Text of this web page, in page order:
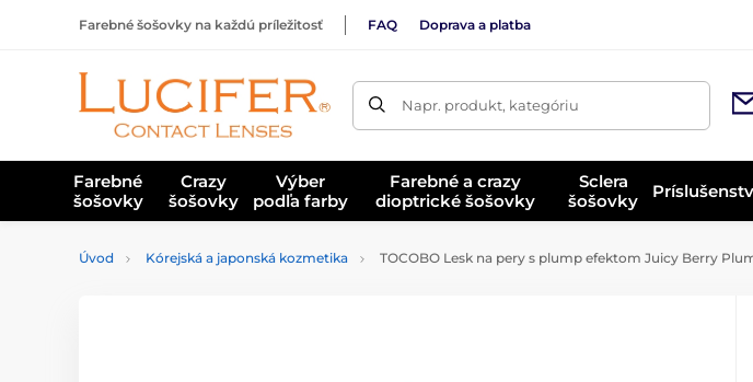
Farebné šošovky na každú príležitosť FAQ Doprava a platba
Napr. produkt, kategóriu
Farebné
šošovky
Crazy
šošovky
Výber
podľa farby
Farebné a crazy
dioptrické šošovky
Sclera
šošovky
Úvod Kórejská a japonská kozmetika TOCOBO Lesk na pery s plump efektom Juicy Berry